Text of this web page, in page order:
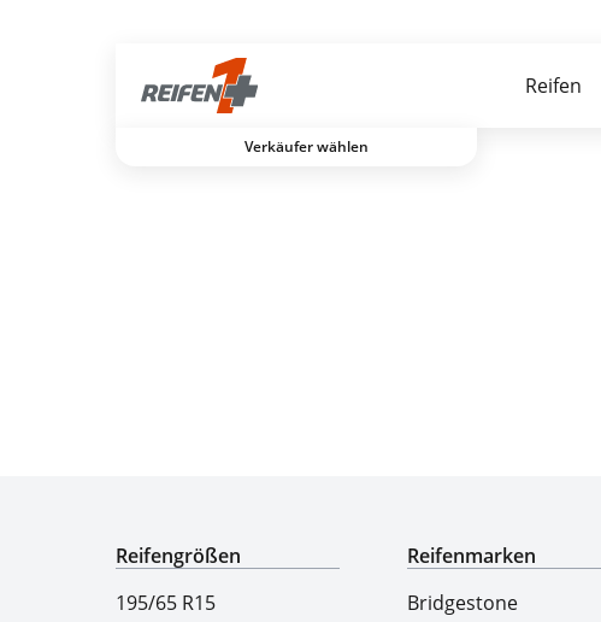
Verkäufer wählen
Reifen
Reifengrößen
195/65 R15
Reifenmarken
Bridgestone